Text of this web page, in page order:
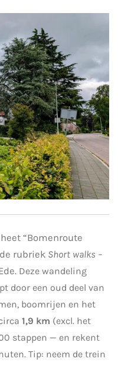
“Bomenroute
rubriek Short walks –
Deze wandeling
door een oud deel van
boomrijen en het
1,9 km (excl. het
stappen — en rekent
Tip: neem de trein